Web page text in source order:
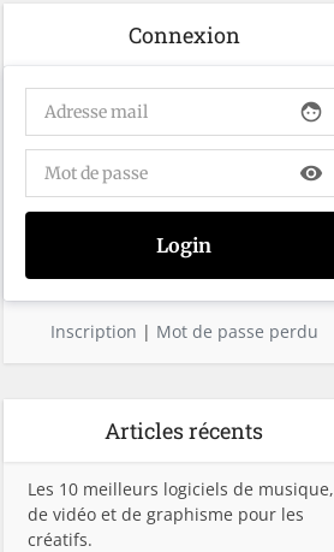
Connexion
face
visibility
Inscription | Mot de passe perdu
Articles récents
Les 10 meilleurs logiciels de musique,
de vidéo et de graphisme pour les
créatifs.